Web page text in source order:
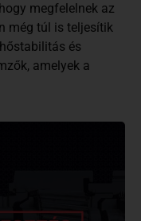
megfelelnek az
még túl is teljesítik
és
amelyek a